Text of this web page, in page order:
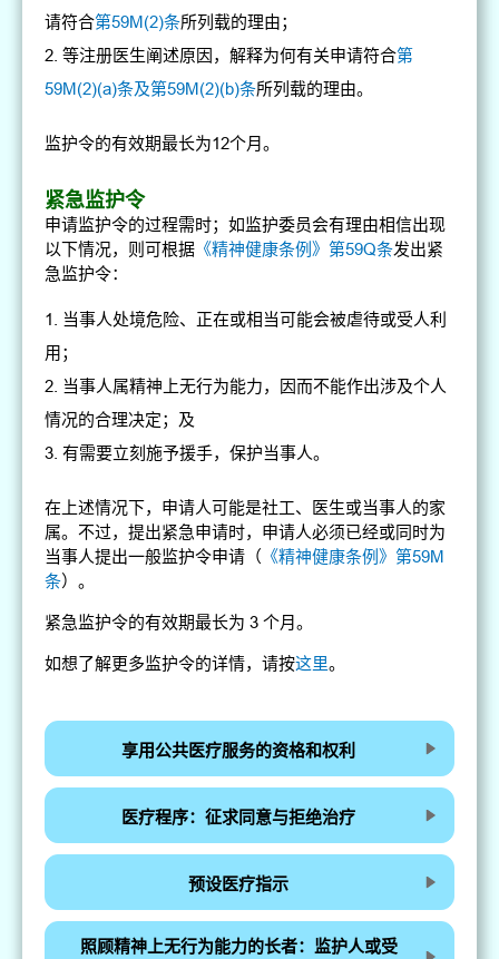
请符合第59M(2)条所列载的理由；
等注册医生阐述原因，解释为何有关申请符合第
59M(2)(a)条及第59M(2)(b)条所列载的理由。
监护令的有效期最长为12个月。
紧急监护令
申请监护令的过程需时；如监护委员会有理由相信出现
以下情况，则可根据 《精神健康条例》第59Q条发出紧
急监护令：
当事人处境危险、正在或相当可能会被虐待或受人利
用；
当事人属精神上无行为能力，因而不能作出涉及个人
情况的合理决定；及
有需要立刻施予援手，保护当事人。
在上述情况下，申请人可能是社工、医生或当事人的家
属。不过，提出紧急申请时，申请人必须已经或同时为
当事人提出一般监护令申请（ 《精神健康条例》第59M
条）。
紧急监护令的有效期最长为 3 个月。
如想了解更多监护令的详情，请按这里。
享用公共医疗服务的资格和权利
医疗程序：征求同意与拒绝治疗
预设医疗指示
照顾精神上无行为能力的长者：监护人或受